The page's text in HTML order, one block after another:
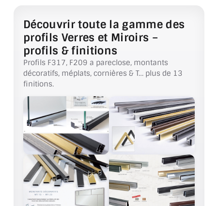
GARDE CORPS EN VERRE
VERRIÈRE TYPE ATELIER
VERRES TEXTURÉS
PLEXIGLAS PMMA
DOUBLE VITRAGE
ACCESSOIRES & QUINCAILLERIE
CATALOGUE DE PROFILS ET FIXATION DU
VERRE
LES FIXATIONS POUR MIROIR
Découvrir toute la gamme des
profils Verres et Miroirs –
profils & finitions
Profils F317, F209 a pareclose, montants
décoratifs, méplats, cornières & T… plus de 13
finitions.